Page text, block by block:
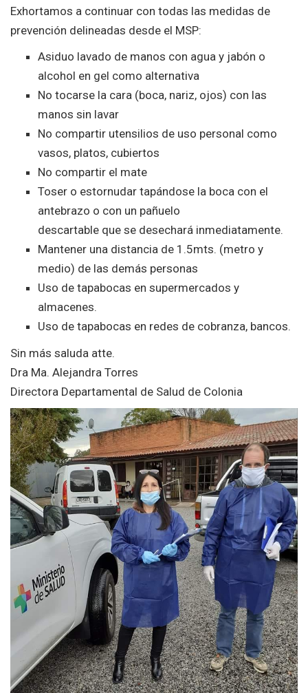
Exhortamos a continuar con todas las medidas de
prevención delineadas desde el MSP:
Asiduo lavado de manos con agua y jabón o
alcohol en gel como alternativa
No tocarse la cara (boca, nariz, ojos) con las
manos sin lavar
No compartir utensilios de uso personal como
vasos, platos, cubiertos
No compartir el mate
Toser o estornudar tapándose la boca con el
antebrazo o con un pañuelo
descartable que se desechará inmediatamente.
Mantener una distancia de 1.5mts. (metro y
medio) de las demás personas
Uso de tapabocas en supermercados y
almacenes.
Uso de tapabocas en redes de cobranza, bancos.
Sin más saluda atte.
Dra Ma. Alejandra Torres
Directora Departamental de Salud de Colonia